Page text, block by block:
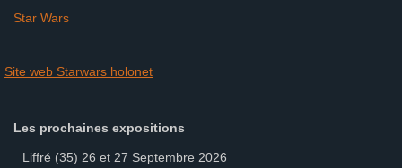
Star Wars
Site web Starwars holonet
Les prochaines expositions
Liffré (35) 26 et 27 Septembre 2026